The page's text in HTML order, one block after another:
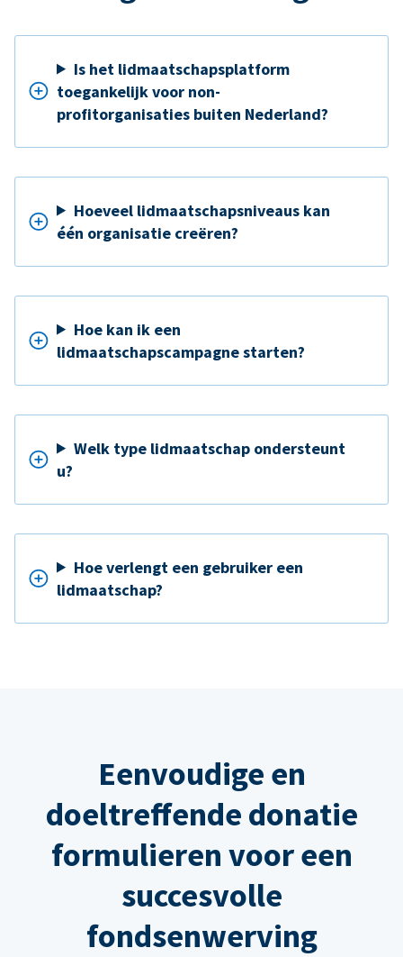
Is het lidmaatschapsplatform
toegankelijk voor non-
profitorganisaties buiten Nederland?
Hoeveel lidmaatschapsniveaus kan
één organisatie creëren?
Hoe kan ik een
lidmaatschapscampagne starten?
Welk type lidmaatschap ondersteunt
u?
Hoe verlengt een gebruiker een
lidmaatschap?
Eenvoudige en
doeltreffende donatie
formulieren voor een
succesvolle
fondsenwerving